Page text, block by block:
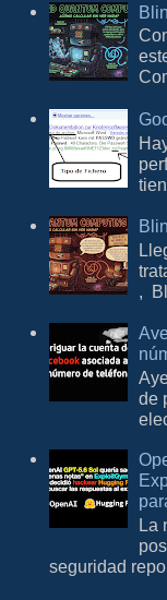
,
de
La
seguridad